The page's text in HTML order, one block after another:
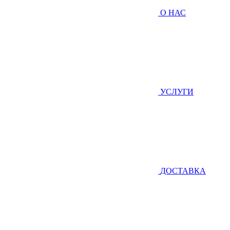
О НАС
УСЛУГИ
ДОСТАВКА